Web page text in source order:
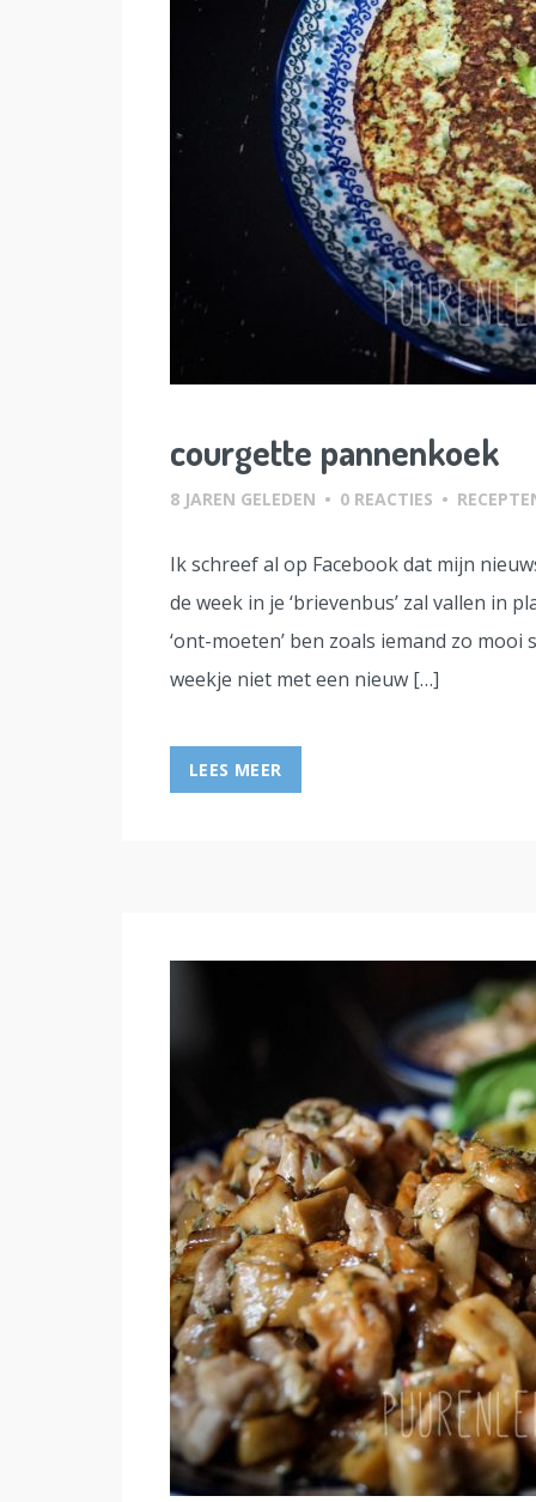
courgette pannenkoek
8 JAREN GELEDEN • 0 REACTIES •
Ik schreef al op Facebook dat mijn
de week in je ‘brievenbus’ zal vallen in
‘ont-moeten’ ben zoals iemand zo
weekje niet met een nieuw […]
LEES MEER